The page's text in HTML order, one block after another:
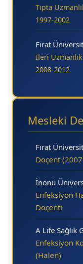
Tıpta
1997-2002
Fırat
İleri
2008-2012
Mesleki
Fırat
Doçent
İnönü
Enfeksiyon
Doçenti
A Life Sağlık
Enfeksiyon
(Halen)